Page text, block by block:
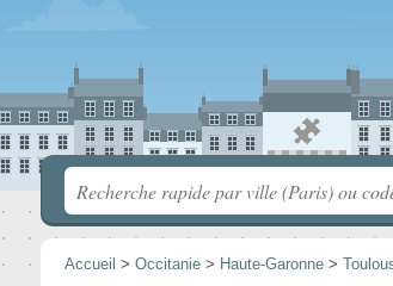
Accueil > Occitanie > Haute-Garonne >